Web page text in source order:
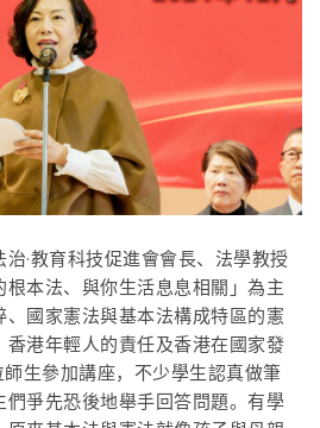
·教育科技促進會會長、法學教授
根本法、與你生活息息相關」為主
國家憲法與基本法構成特區的憲
港年輕人的責任及香港在國家發
生參加講座，不少學生認真做筆
爭先恐後地舉手回答問題。有學